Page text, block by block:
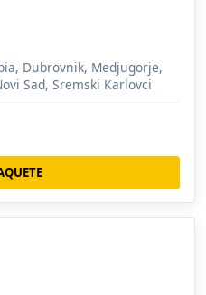
Dubrovnik, Medjugorje,
Sad, Sremski Karlovci